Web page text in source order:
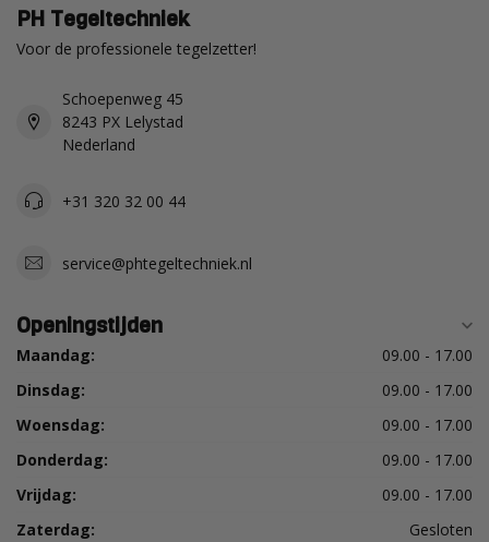
PH Tegeltechniek
Voor de professionele tegelzetter!
Schoepenweg 45
8243 PX Lelystad
Nederland
+31 320 32 00 44
service@phtegeltechniek.nl
Openingstijden
Maandag:
09.00 - 17.00
Dinsdag:
09.00 - 17.00
Woensdag:
09.00 - 17.00
Donderdag:
09.00 - 17.00
Vrijdag:
09.00 - 17.00
Zaterdag:
Gesloten